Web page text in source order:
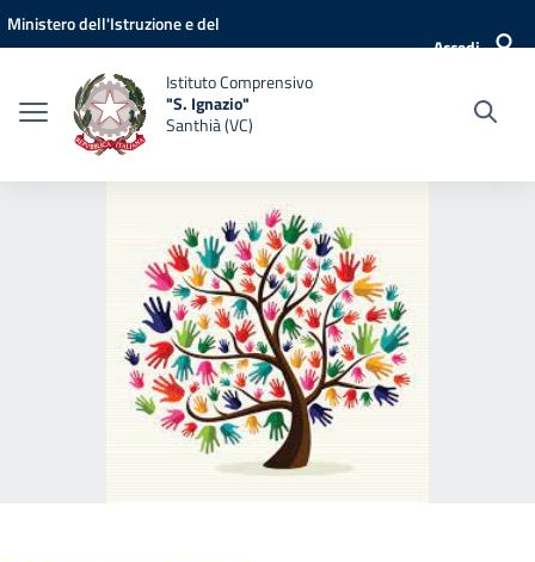
Vai ai contenuti
Vai al menu di navigazione
Vai al footer
Ministero dell'Istruzione e del
Accedi
Istituto Comprensivo
"S. Ignazio"
Santhià (VC)